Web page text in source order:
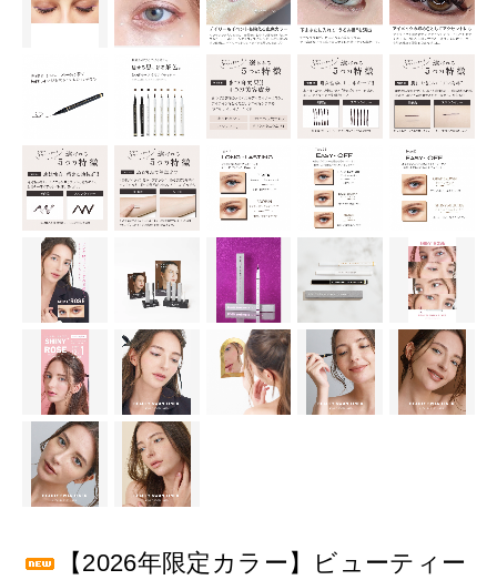
【2026年限定カラー】ビューティー